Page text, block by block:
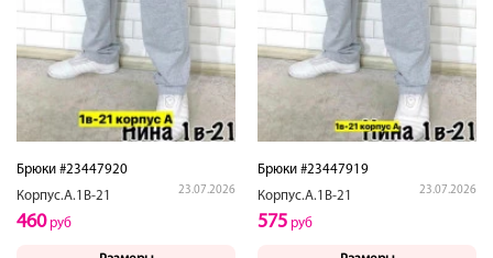
Брюки #23447920
Корпус.А.1В-21
23.07.2026
460руб
Брюки #23447919
Корпус.А.1В-21
23.07.2026
575 руб